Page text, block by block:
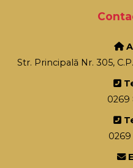
Str. Principală Nr. 305,
0269
0269